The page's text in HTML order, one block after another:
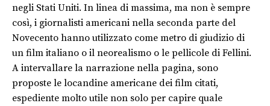
negli Stati Uniti. In linea di massima, ma non è sempre
così, i giornalisti americani nella seconda parte del
Novecento hanno utilizzato come metro di giudizio di
un film italiano o il neorealismo o le pellicole di Fellini.
A intervallare la narrazione nella pagina, sono
proposte le locandine americane dei film citati,
espediente molto utile non solo per capire quale